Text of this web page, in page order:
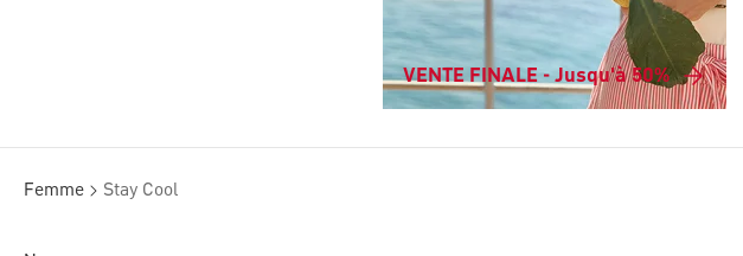
VENTE FINALE - Jusqu'à 50%
Femme Stay Cool